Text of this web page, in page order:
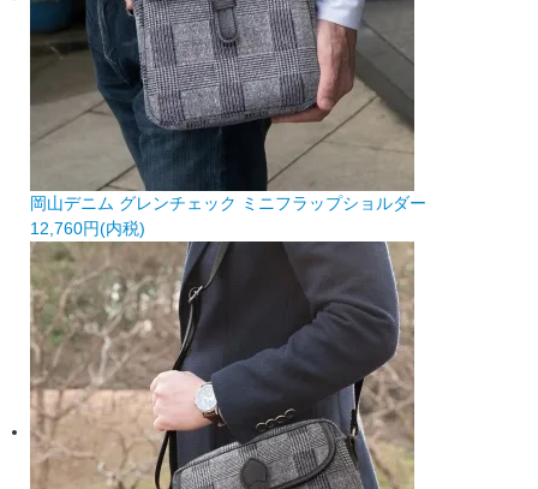
岡山デニム グレンチェック ミニフラップショルダー
12,760円(内税)